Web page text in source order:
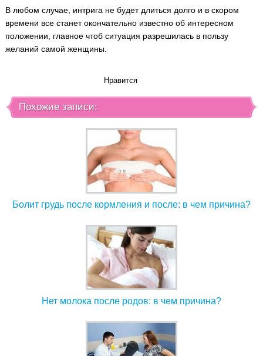
В любом случае, интрига не будет длиться долго и в скором
времени все станет окончательно известно об интересном
положении, главное чтоб ситуация разрешилась в пользу
желаний самой женщины.
Нравится
Похожие записи:
Болит грудь после кормления и после: в чем причина?
Нет молока после родов: в чем причина?